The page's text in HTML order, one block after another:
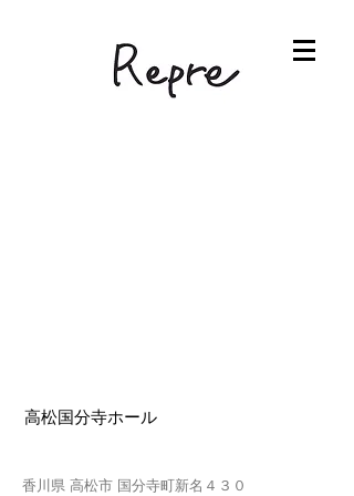
香川県 高松市 国分寺町新名４３０
高松国分寺ホール